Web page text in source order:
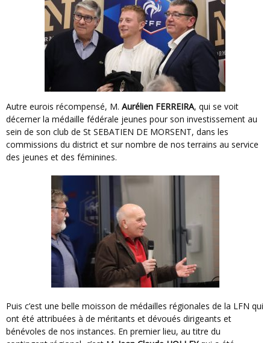
Autre eurois récompensé, M. Aurélien FERREIRA, qui se voit
décerner la médaille fédérale jeunes pour son investissement au
sein de son club de St SEBATIEN DE MORSENT, dans les
commissions du district et sur nombre de nos terrains au service
des jeunes et des féminines.
Puis c’est une belle moisson de médailles régionales de la LFN qui
ont été attribuées à de méritants et dévoués dirigeants et
bénévoles de nos instances. En premier lieu, au titre du